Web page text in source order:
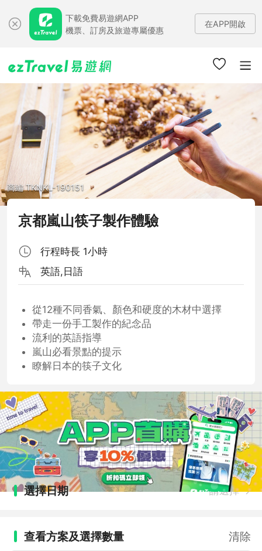
下載免費易遊網APP
機票、訂房及旅遊專屬優惠
在APP開啟
商編 TKNKL-190151
京都嵐山筷子製作體驗
行程時長 1小時
英語,日語
從12種不同香氣、顏色和硬度的木材中選擇
帶走一份手工製作的紀念品
流利的英語指導
嵐山必看景點的提示
瞭解日本的筷子文化
選擇日期 請選擇
查看方案及選擇數量 清除